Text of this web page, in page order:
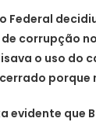
Federal
corrupção
o uso do
porque
evidente